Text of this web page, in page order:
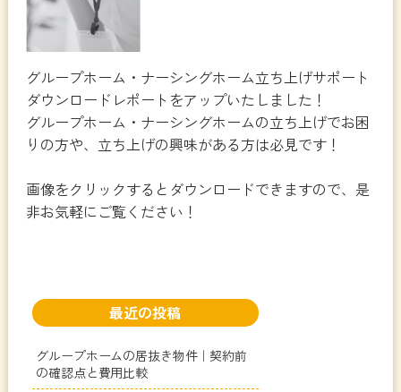
グループホーム・ナーシングホーム立ち上げサポート
ダウンロードレポートをアップいたしました！
グループホーム・ナーシングホームの立ち上げでお困
りの方や、立ち上げの興味がある方は必見です！
画像をクリックするとダウンロードできますので、是
非お気軽にご覧ください！
最近の投稿
グループホームの居抜き物件｜契約前
の確認点と費用比較